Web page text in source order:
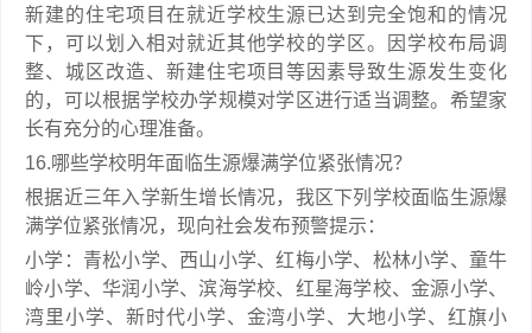
新建的住宅项目在就近学校生源已达到完全饱和的情况
下，可以划入相对就近其他学校的学区。因学校布局调
整、城区改造、新建住宅项目等因素导致生源发生变化
的，可以根据学校办学规模对学区进行适当调整。希望家
长有充分的心理准备。
16.哪些学校明年面临生源爆满学位紧张情况？
根据近三年入学新生增长情况，我区下列学校面临生源爆
满学位紧张情况，现向社会发布预警提示：
小学：青松小学、西山小学、红梅小学、松林小学、童牛
岭小学、华润小学、滨海学校、红星海学校、金源小学、
湾里小学、新时代小学、金湾小学、大地小学、红旗小